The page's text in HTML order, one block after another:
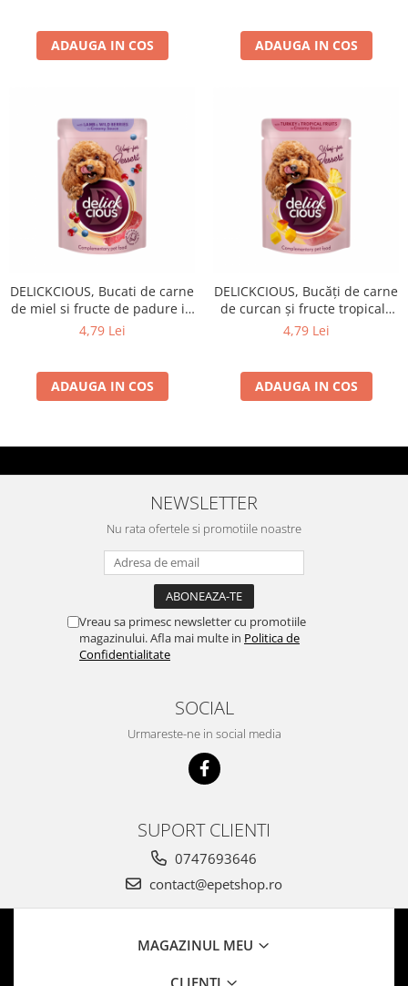
ADAUGA IN COS ADAUGA IN COS
DELICKCIOUS, Bucati de carne
de miel si fructe de padure in
sos cremos, pentru caini, 80g
4,79 Lei
ADAUGA IN COS
DELICKCIOUS, Bucăți de carne
de curcan și fructe tropicale
în sos cremos, pentru caini,
4,79 Lei
ADAUGA IN COS
NEWSLETTER
Nu rata ofertele si promotiile noastre
Vreau sa primesc newsletter cu promotiile
magazinului. Afla mai multe in Politica de
Confidentialitate
SOCIAL
Urmareste-ne in social media
SUPORT CLIENTI
0747693646
contact@epetshop.ro
MAGAZINUL MEU